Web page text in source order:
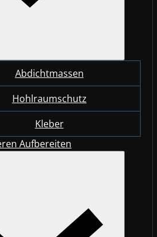
Abdichtmassen
Hohlraumschutz
Kleber
Aufbereiten